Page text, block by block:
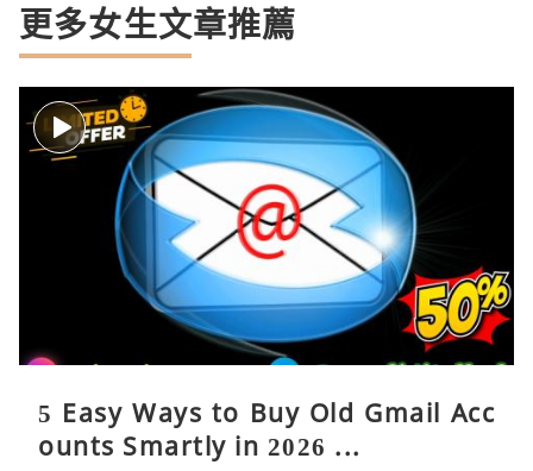
更多女生文章推薦
5 Easy Ways to Buy Old Gmail Acc
ounts Smartly in 2026 ...